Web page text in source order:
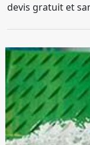
devis gratuit et